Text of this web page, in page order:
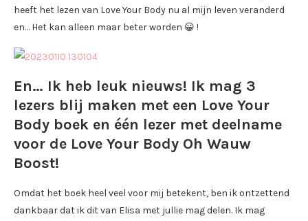
heeft het lezen van Love Your Body nu al mijn leven veranderd
en… Het kan alleen maar beter worden 😀 !
En… Ik heb leuk nieuws! Ik mag 3
lezers blij maken met een Love Your
Body boek en één lezer met deelname
voor de Love Your Body Oh Wauw
Boost!
Omdat het boek heel veel voor mij betekent, ben ik ontzettend
dankbaar dat ik dit van Elisa met jullie mag delen. Ik mag